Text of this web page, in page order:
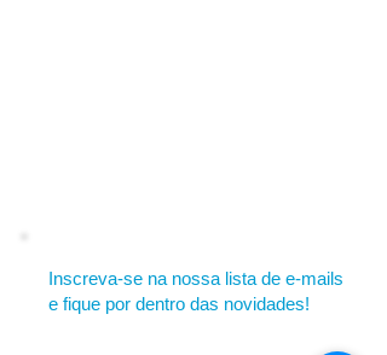
Inscreva-se na nossa lista de e-mails
e fique por dentro das novidades!